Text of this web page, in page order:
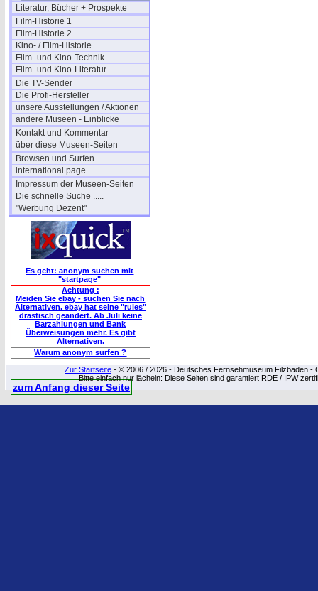
Literatur, Bücher + Prospekte
Film-Historie 1
Film-Historie 2
Kino- / Film-Historie
Film- und Kino-Technik
Film- und Kino-Literatur
Die TV-Sender
Die Profi-Hersteller
unsere Ausstellungen / Aktionen
andere Museen - Einblicke
Kontakt und Kommentar
über diese Museen-Seiten
Browsen und Surfen
international page
Impressum der Museen-Seiten
Die schnelle Suche .....
"Werbung Dezent"
Es geht: anonym suchen mit
"startpage"
Achtung :
Meiden Sie ebay - suchen Sie nach
Alternativen. ebay hat seine "rules"
drastisch geändert. Ab Juli keine
Barzahlungen und Bank
Überweisungen mehr. Es gibt
Alternativen.
Warum anonym surfen ?
Zur Startseite - © 2006 / 2026 - Deutsches Fernsehmuseum Filzbaden -
Bitte einfach nur lächeln: Diese Seiten sind garantiert RDE / IPW
zum Anfang dieser Seite